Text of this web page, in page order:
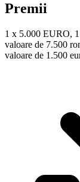
Premii
1 x 5.000 EURO,
valoare de 7.500
valoare de 1.500